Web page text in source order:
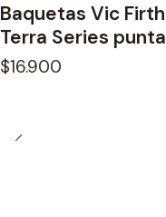
Baquetas Vic
Terra Series
$16.900